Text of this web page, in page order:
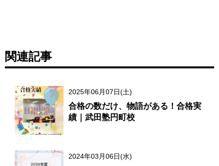
関連記事
2025年06月07日(土)
合格の数だけ、物語がある！合格実
績｜武田塾円町校
2024年03月06日(水)